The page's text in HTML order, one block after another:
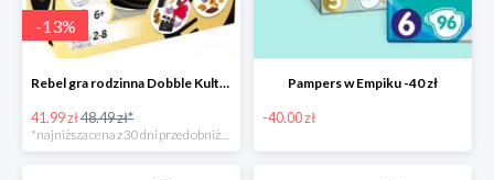
-13%
Rebel gra rodzinna Dobble Kultura w super cenie w Empiku Premium
41.99 zł48.49 zł*
Pampers w Empiku -40 zł
-40.00 zł